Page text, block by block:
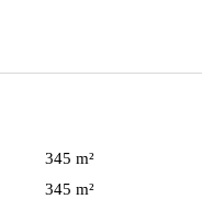
345 m²
345 m²